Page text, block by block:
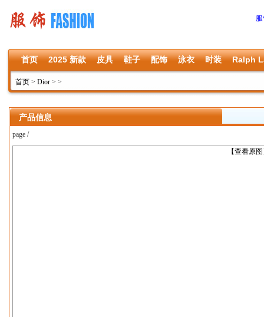
首页 2025 新款 皮具 鞋子 配饰 泳衣 时装 Ralph
首页 > Dior > >
产品信息
page /
【查看原
上一张